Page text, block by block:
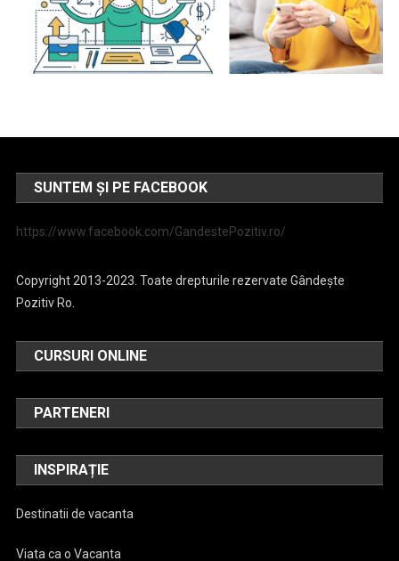
SUNTEM ȘI PE FACEBOOK
https://www.facebook.com/GandestePozitiv.ro/
Copyright 2013-2023. Toate drepturile rezervate Gândește
Pozitiv Ro.
CURSURI ONLINE
PARTENERI
INSPIRAȚIE
Destinatii de vacanta
Viata ca o Vacanta